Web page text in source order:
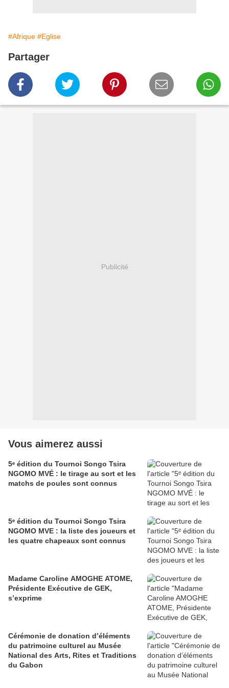
#Afrique #Eglise
Partager
Publicité
Vous aimerez aussi
5ᵉ édition du Tournoi Songo Tsira
NGOMO MVÉ : le tirage au sort et les
matchs de poules sont connus
5ᵉ édition du Tournoi Songo Tsira
NGOMO MVE : la liste des joueurs et
les quatre chapeaux sont connus
Madame Caroline AMOGHE ATOME,
Présidente Exécutive de GEK,
s’exprime
Cérémonie de donation d’éléments
du patrimoine culturel au Musée
National des Arts, Rites et Traditions
du Gabon